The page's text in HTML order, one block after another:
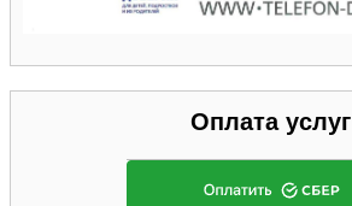
Оплата услуг